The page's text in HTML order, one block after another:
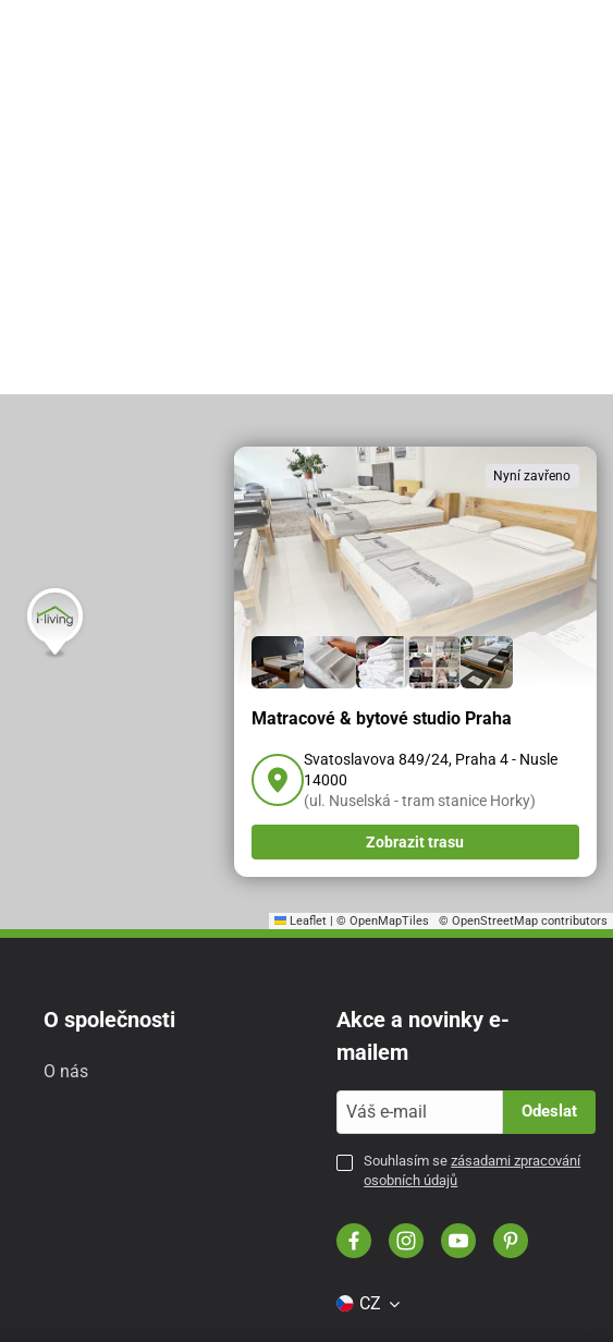
Leaflet | © OpenMapTiles © OpenStreetMap contributors
Nyní zavřeno
Matracové & bytové studio Praha
Svatoslavova 849/24, Praha 4 - Nusle
14000
(ul. Nuselská - tram stanice Horky)
Zobrazit trasu
O společnosti
O nás
Akce a novinky e-
mailem
Odeslat
Souhlasím sezásadami zpracování
osobních údajů
CZ